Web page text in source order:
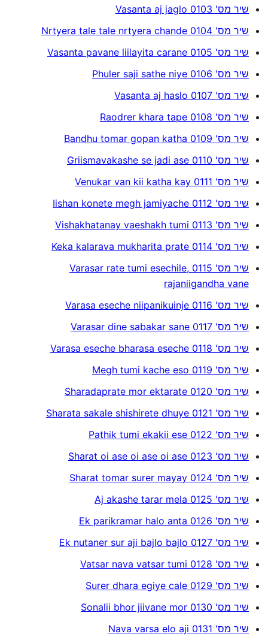
שיר מס' 0103 Vasanta aj jaglo
שיר מס' 0104 Nrtyera tale tale nrtyera chande
שיר מס' 0105 Vasanta pavane liilayita carane
שיר מס' 0106 Phuler saji sathe niye
שיר מס' 0107 Vasanta aj haslo
שיר מס' 0108 Raodrer khara tape
שיר מס' 0109 Bandhu tomar gopan katha
שיר מס' 0110 Griismavakashe se jadi ase
שיר מס' 0111 Venukar van kii katha kay
שיר מס' 0112 Iishan konete megh jamiyache
שיר מס' 0113 Vishakhatanay vaeshakh tumi
שיר מס' 0114 Keka kalarava mukharita prate
שיר מס' 0115 Varasar rate tumi esechile,
rajaniigandha vane
שיר מס' 0116 Varasa eseche niipanikuinje
שיר מס' 0117 Varasar dine sabakar sane
שיר מס' 0118 Varasa eseche bharasa eseche
שיר מס' 0119 Megh tumi kache eso
שיר מס' 0120 Sharadaprate mor ektarate
שיר מס' 0121 Sharata sakale shishirete dhuye
שיר מס' 0122 Pathik tumi ekakii ese
שיר מס' 0123 Sharat oi ase oi ase oi ase
שיר מס' 0124 Sharat tomar surer mayay
שיר מס' 0125 Aj akashe tarar mela
שיר מס' 0126 Ek parikramar halo anta
שיר מס' 0127 Ek nutaner sur aji bajlo bajlo
שיר מס' 0128 Vatsar nava vatsar tumi
שיר מס' 0129 Surer dhara egiye cale
שיר מס' 0130 Sonalii bhor jiivane mor
שיר מס' 0131 Nava varsa elo aji